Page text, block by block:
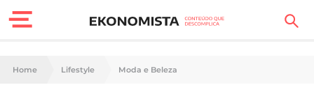
Finanças Pessoais
Home Lifestyle Moda e Beleza